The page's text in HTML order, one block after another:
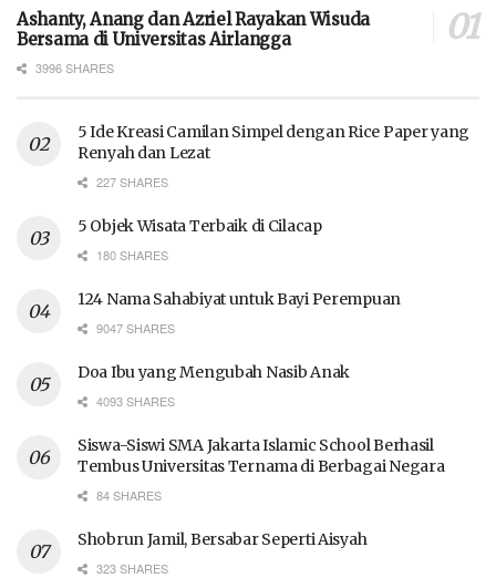
Ashanty, Anang dan Azriel Rayakan Wisuda
Bersama di Universitas Airlangga
3996 SHARES
5 Ide Kreasi Camilan Simpel dengan Rice Paper yang
Renyah dan Lezat
227 SHARES
5 Objek Wisata Terbaik di Cilacap
180 SHARES
124 Nama Sahabiyat untuk Bayi Perempuan
9047 SHARES
Doa Ibu yang Mengubah Nasib Anak
4093 SHARES
Siswa-Siswi SMA Jakarta Islamic School Berhasil
Tembus Universitas Ternama di Berbagai Negara
84 SHARES
Shobrun Jamil, Bersabar Seperti Aisyah
323 SHARES